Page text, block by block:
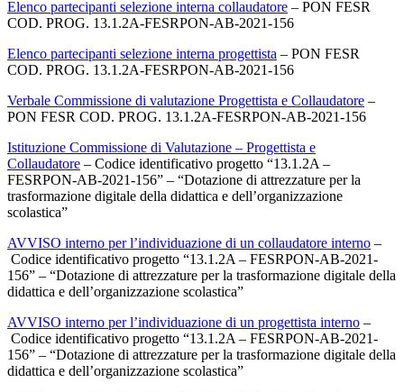
Elenco partecipanti selezione interna collaudatore – PON FESR
COD. PROG. 13.1.2A-FESRPON-AB-2021-156
Elenco partecipanti selezione interna progettista – PON FESR
COD. PROG. 13.1.2A-FESRPON-AB-2021-156
Verbale Commissione di valutazione Progettista e Collaudatore –
PON FESR COD. PROG. 13.1.2A-FESRPON-AB-2021-156
Istituzione Commissione di Valutazione – Progettista e
Collaudatore – Codice identificativo progetto “13.1.2A –
FESRPON-AB-2021-156” – “Dotazione di attrezzature per la
trasformazione digitale della didattica e dell’organizzazione
scolastica”
AVVISO interno per l’individuazione di un collaudatore interno –
Codice identificativo progetto “13.1.2A – FESRPON-AB-2021-
156” – “Dotazione di attrezzature per la trasformazione digitale della
didattica e dell’organizzazione scolastica”
AVVISO interno per l’individuazione di un progettista interno –
Codice identificativo progetto “13.1.2A – FESRPON-AB-2021-
156” – “Dotazione di attrezzature per la trasformazione digitale della
didattica e dell’organizzazione scolastica”